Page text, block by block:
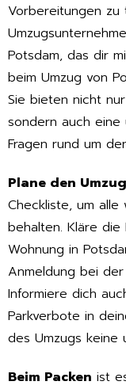
Vorbereitungen
Potsdam, das dir
beim Umzug von
Sie bieten nicht
sondern auch eine
Fragen rund um
Plane den Umzug
Checkliste, um
behalten. Kläre die
Wohnung in
Anmeldung bei
Informiere dich
Parkverbote in
des Umzugs keine
Beim Packen ist